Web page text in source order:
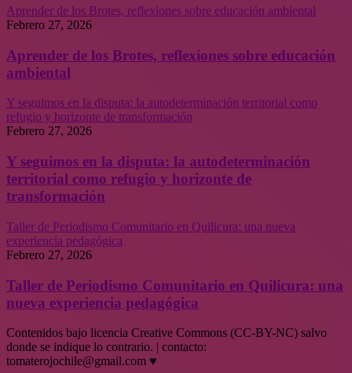
Aprender de los Brotes, reflexiones sobre educación ambiental
Febrero 27, 2026
Aprender de los Brotes, reflexiones sobre educación
ambiental
Y seguimos en la disputa: la autodeterminación territorial como
refugio y horizonte de transformación
Febrero 27, 2026
Y seguimos en la disputa: la autodeterminación
territorial como refugio y horizonte de
transformación
Taller de Periodismo Comunitario en Quilicura: una nueva
experiencia pedagógica
Febrero 27, 2026
Taller de Periodismo Comunitario en Quilicura: una
nueva experiencia pedagógica
Contenidos bajo licencia Creative Commons (CC-BY-NC) salvo
donde se indique lo contrario. | contacto:
tomaterojochile@gmail.com ♥